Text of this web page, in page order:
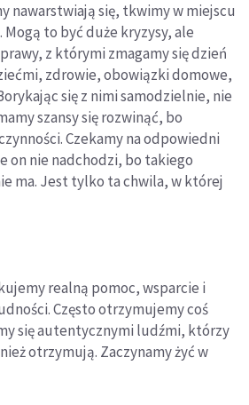
nawarstwiają się, tkwimy w miejscu
Mogą to być duże kryzysy, ale
z którymi zmagamy się dzień
zdrowie, obowiązki domowe,
się z nimi samodzielnie, nie
szansy się rozwinąć, bo
Czekamy na odpowiedni
on nie nadchodzi, bo takiego
ma. Jest tylko ta chwila, w której
realną pomoc, wsparcie i
Często otrzymujemy coś
się autentycznymi ludźmi, którzy
otrzymują. Zaczynamy żyć w